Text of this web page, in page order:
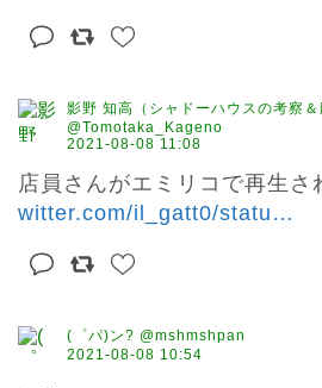
影野 知高（シャドーハウスの考察＆
@Tomotaka_Kageno
2021-08-08 11:08
店員さんがエミリコで再生
witter.com/il_gatt0/statu …
(゜パ)ン? @mshmshpan
2021-08-08 10:54